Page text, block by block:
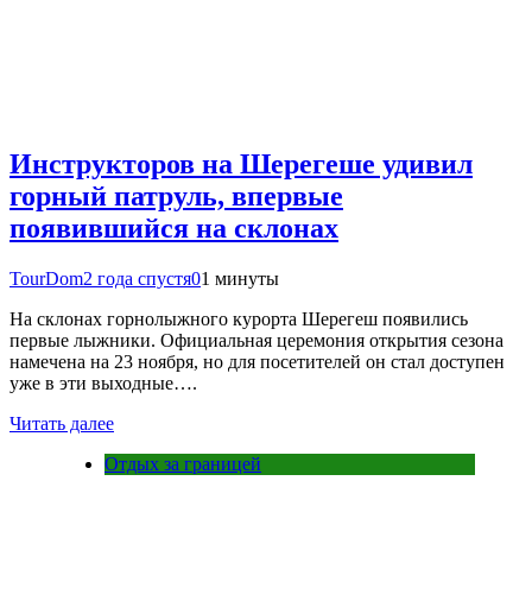
Инструкторов на Шерегеше удивил
горный патруль, впервые
появившийся на склонах
TourDom2 года спустя01 минуты
На склонах горнолыжного курорта Шерегеш появились
первые лыжники. Официальная церемония открытия сезона
намечена на 23 ноября, но для посетителей он стал доступен
уже в эти выходные….
Читать далее
Отдых за границей